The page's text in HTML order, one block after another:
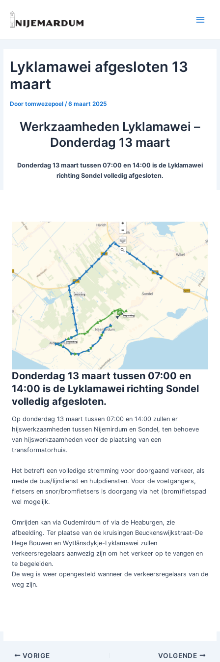
naar
Lyklamawei afgesloten 13
maart
Door tomwezepoel /6 maart 2025
Werkzaamheden Lyklamawei –
Donderdag 13 maart
Donderdag 13 maart tussen 07:00 en 14:00 is de Lyklamawei
richting Sondel volledig afgesloten.
Donderdag 13 maart tussen 07:00 en
14:00 is de Lyklamawei richting Sondel
volledig afgesloten.
Op donderdag 13 maart tussen 07:00 en 14:00 zullen er
hijswerkzaamheden tussen Nijemirdum en Sondel, ten behoeve
van hijswerkzaamheden voor de plaatsing van een
transformatorhuis.
Het betreft een volledige stremming voor doorgaand verkeer, als
mede de bus/lijndienst en hulpdiensten. Voor de voetgangers,
fietsers en snor/bromfietsers is doorgang via het (brom)fietspad
wel mogelijk.
Omrijden kan via Oudemirdum of via de Heaburgen, zie
afbeelding. Ter plaatse van de kruisingen Beuckenswijkstraat-De
Hege Bouwen en Wytlânsdykje-Lyklamawei zullen
verkeersregelaars aanwezig zijn om het verkeer op te vangen en
te begeleiden.
De weg is weer opengesteld wanneer de verkeersregelaars van de
weg zijn.
BerichtVORIGE VOLGENDE